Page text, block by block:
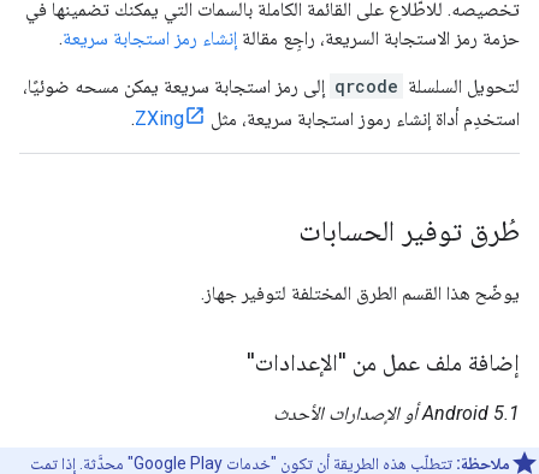
تخصيصه. للاطّلاع على القائمة الكاملة بالسمات التي يمكنك تضمينها في
حزمة رمز الاستجابة السريعة، راجِع مقالة إنشاء رمز استجابة سريعة.
لتحويل السلسلة qrcode إلى رمز استجابة سريعة يمكن مسحه ضوئيًا،
استخدِم أداة إنشاء رموز استجابة سريعة، مثل
ZXing
.
طُرق توفير الحسابات
يوضّح هذا القسم الطرق المختلفة لتوفير جهاز.
إضافة ملف عمل من "الإعدادات"
Android 5.1 أو الإصدارات الأحدث
ملاحظة:
تتطلّب هذه الطريقة أن تكون "خدمات Google Play" محدَّثة. إذا تمت